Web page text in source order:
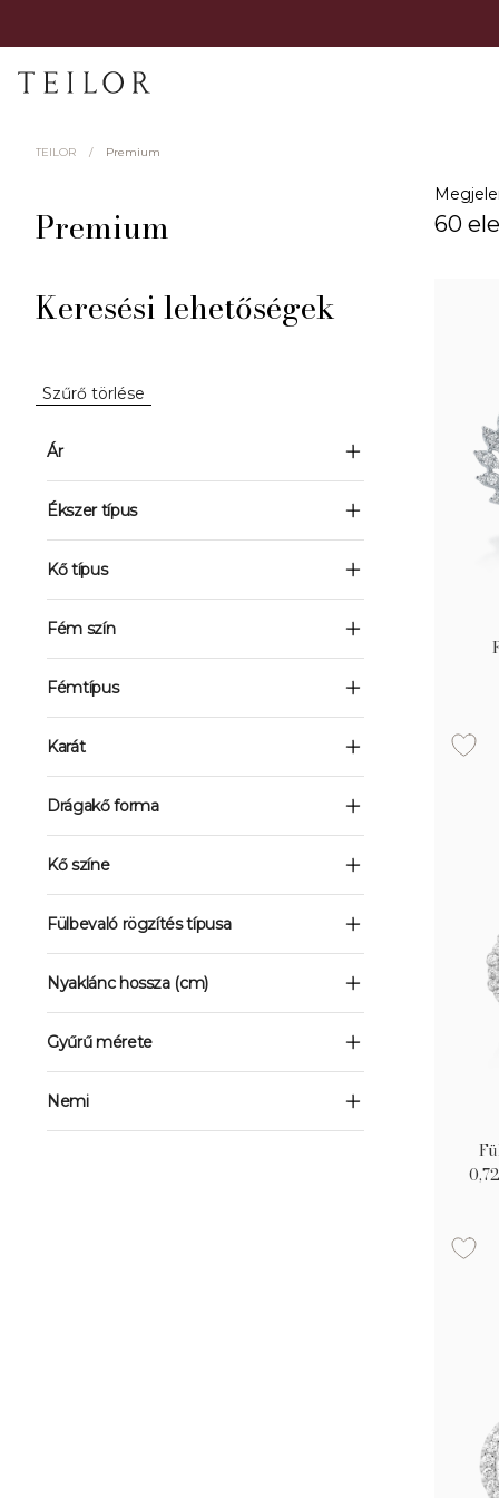
TEILOR / Premium
60
Premium
Keresési lehetőségek
Szűrő törlése
Ár
Ékszer típus
Kő típus
Fém szín
Fémtípus
Karát
Drágakő forma
Kő színe
Fülbevaló rögzítés típusa
Nyaklánc hossza (cm)
Gyűrű mérete
Nemi